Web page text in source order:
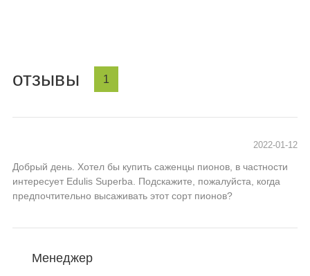
отзывы 1
2022-01-12
Добрый день. Хотел бы купить саженцы пионов, в частности
интересует Edulis Superba. Подскажите, пожалуйста, когда
предпочтительно высаживать этот сорт пионов?
Менеджер